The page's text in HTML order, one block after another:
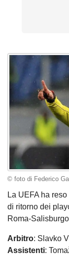
© foto di Federico
La UEFA ha
di ritorno dei
Roma-
Arbitro: Slavko
Assistenti: